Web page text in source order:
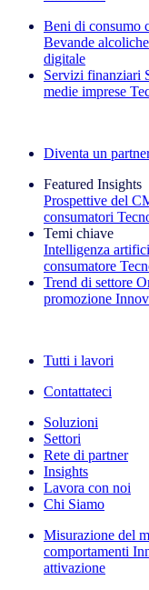
Beni di consumo
Bevande alcoliche
digitale
Servizi finanziari
medie imprese
Diventa un
Featured Insights
Prospettive del
consumatori
Temi chiave
Intelligenza
consumatore
Trend di settore
promozione
Tutti i lavori
Contattateci
Soluzioni
Settori
Rete di partner
Insights
Lavora con noi
Chi Siamo
Misurazione del
comportamenti
attivazione